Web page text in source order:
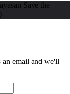
Save the
an email and we'll